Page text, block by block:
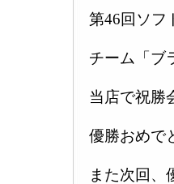
第46回ソフ
チーム「ブ
当店で祝勝
優勝おめで
また次回、